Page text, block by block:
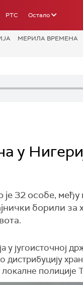
РТС Остало
МЕРИЛА ВРЕМЕНА
у
32 особе, међу
борили за
у југоисточној
дистрибуцију
полиције